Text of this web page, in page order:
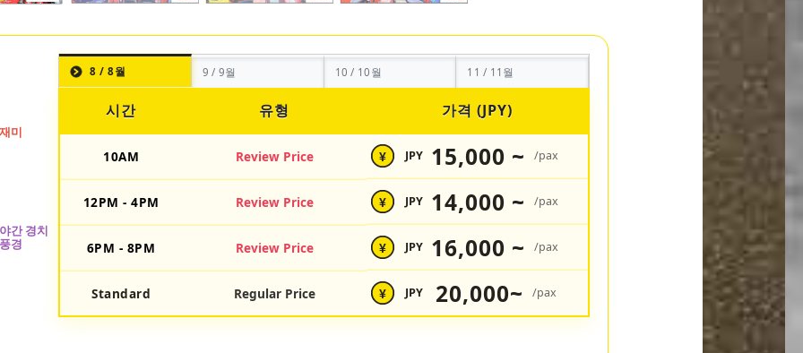
8 / 8월 9 / 9월 10 / 10월 11 / 11월
시간 유형 가격 (JPY)
10AM Review Price ¥ JPY 15,000 ~ /pax
12PM - 4PM Review Price ¥ JPY 14,000 ~ /pax
6PM - 8PM Review Price ¥ JPY 16,000 ~ /pax
Standard Regular Price ¥ JPY 20,000~ /pax